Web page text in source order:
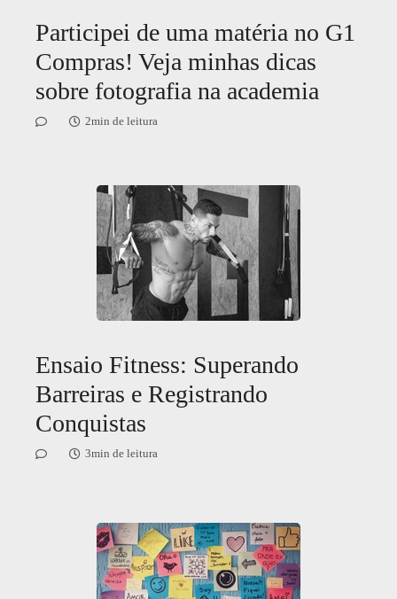
Participei de uma matéria no G1
Compras! Veja minhas dicas
sobre fotografia na academia
2min de leitura
Ensaio Fitness: Superando
Barreiras e Registrando
Conquistas
3min de leitura